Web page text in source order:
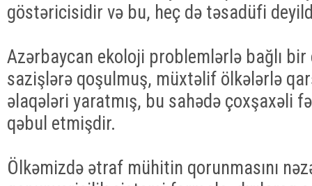
göstəricisidir və bu, heç də təsadüfi
Azərbaycan ekoloji problemlərlə bağlı bir
sazişlərə qoşulmuş, müxtəlif ölkələrlə
əlaqələri yaratmış, bu sahədə çoxşaxəli
qəbul etmişdir.
Ölkəmizdə ətraf mühitin qorunmasını